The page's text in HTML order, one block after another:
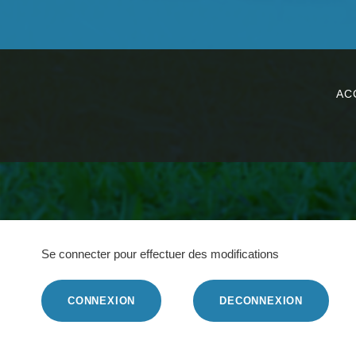
Se connecter pour effectuer des modifications
CONNEXION DECONNEXION